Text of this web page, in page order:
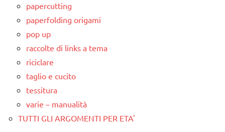
papercutting
paperfolding origami
pop up
raccolte di links a tema
riciclare
taglio e cucito
tessitura
varie – manualità
TUTTI GLI ARGOMENTI PER ETA'